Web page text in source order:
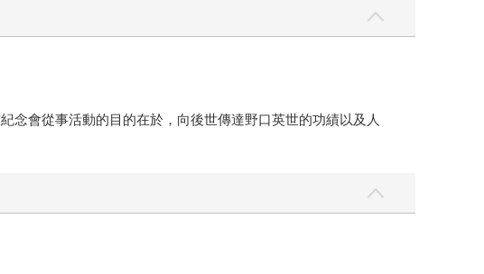
念會從事活動的目的在於，向後世傳達野口英世的功績以及人